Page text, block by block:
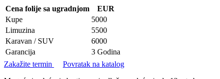
Cena folije sa ugradnjom
EUR
Kupe
5000
Limuzina
5500
Karavan / SUV
6000
Garancija
3 Godina
Zakažite termin
Povratak na katalog